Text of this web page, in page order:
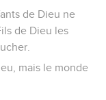
de Dieu ne
de Dieu les
mais le monde